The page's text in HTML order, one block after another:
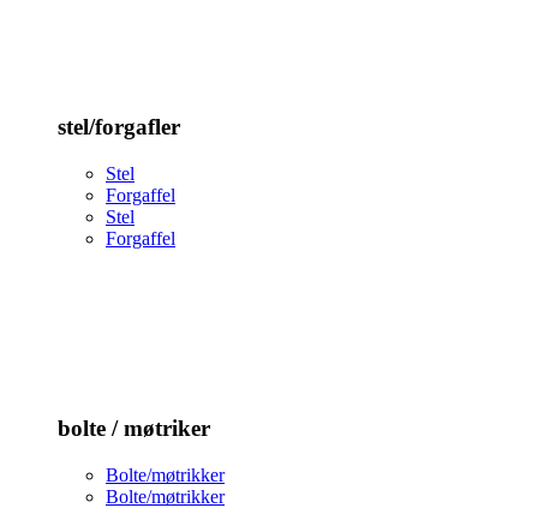
stel/forgafler
Stel
Forgaffel
Stel
Forgaffel
bolte / møtriker
Bolte/møtrikker
Bolte/møtrikker